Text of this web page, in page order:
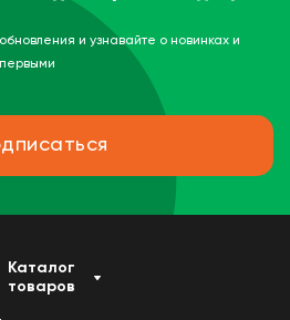
и узнавайте о новинках и
Каталог
товаров